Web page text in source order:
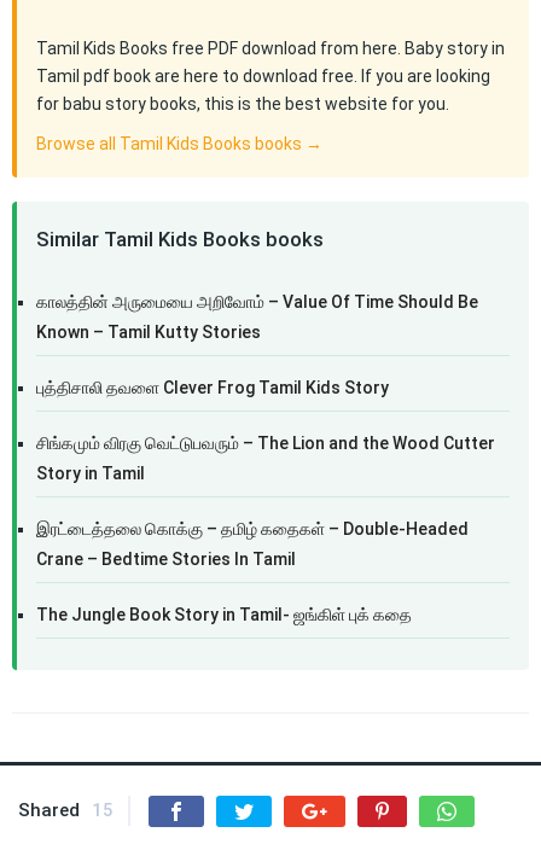
Tamil Kids Books free PDF download from here. Baby story in
Tamil pdf book are here to download free. If you are looking
for babu story books, this is the best website for you.
Browse all Tamil Kids Books books →
Similar Tamil Kids Books books
காலத்தின் அருமையை அறிவோம் – Value Of Time Should Be
Known – Tamil Kutty Stories
புத்திசாலி தவளை Clever Frog Tamil Kids Story
சிங்கமும் விரகு வெட்டுபவரும் – The Lion and the Wood Cutter
Story in Tamil
இரட்டைத்தலை கொக்கு – தமிழ் கதைகள் – Double-Headed
Crane – Bedtime Stories In Tamil
The Jungle Book Story in Tamil- ஜங்கிள் புக் கதை
Shared 15